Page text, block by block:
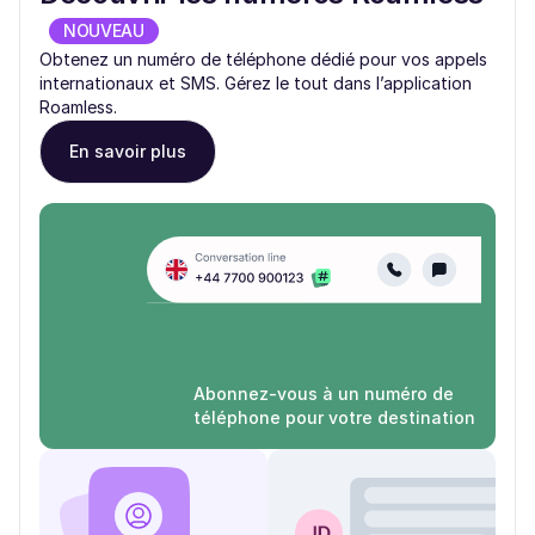
NOUVEAU
Obtenez un numéro de téléphone dédié pour vos appels
internationaux et SMS. Gérez le tout dans l’application
Roamless.
En savoir plus
Abonnez-vous à un numéro de
téléphone pour votre destination